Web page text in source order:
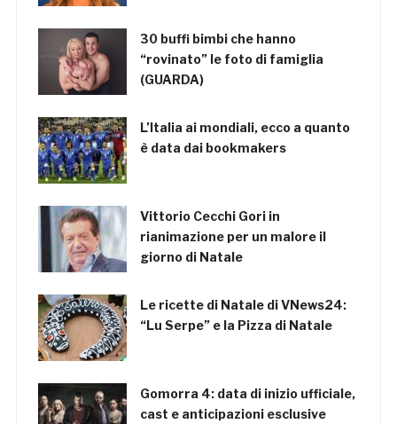
30 buffi bimbi che hanno
“rovinato” le foto di famiglia
(GUARDA)
L’Italia ai mondiali, ecco a quanto
è data dai bookmakers
Vittorio Cecchi Gori in
rianimazione per un malore il
giorno di Natale
Le ricette di Natale di VNews24:
“Lu Serpe” e la Pizza di Natale
Gomorra 4: data di inizio ufficiale,
cast e anticipazioni esclusive